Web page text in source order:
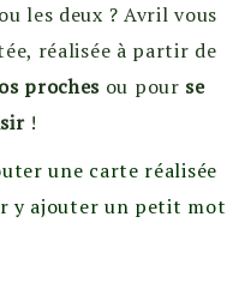
les deux ? Avril vous
réalisée à partir de
proches ou pour se
!
une carte réalisée
y ajouter un petit mot